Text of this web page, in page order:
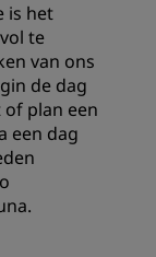
is het
te
van ons
de dag
plan een
een dag